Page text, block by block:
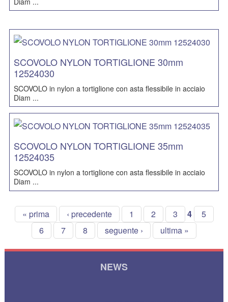
SCOVOLO NYLON TORTIGLIONE 30mm
12524030
SCOVOLO in nylon a tortiglione con asta flessibile in acciaio
Diam ...
SCOVOLO NYLON TORTIGLIONE 35mm
12524035
SCOVOLO in nylon a tortiglione con asta flessibile in acciaio
Diam ...
« prima ‹ precedente 1 2 3 4
5
6
7 8 seguente › ultima »
NEWS